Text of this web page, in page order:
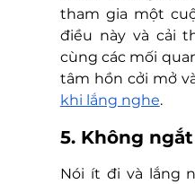
tham gia một
điều này và cải
cùng các mối
tâm hồn cởi mở
khi lắng nghe.
5. Không
Nói ít đi và lắng